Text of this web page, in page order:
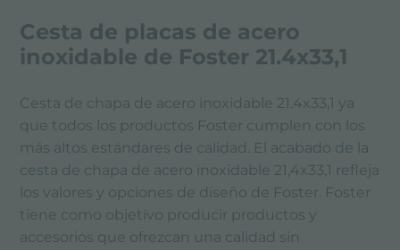
Cesta de placas de acero
inoxidable de Foster 21.4x33,1
Cesta de chapa de acero inoxidable 21.4x33,1 ya
que todos los productos Foster cumplen con los
más altos estándares de calidad. El acabado de la
cesta de chapa de acero inoxidable 21,4x33,1 refleja
los valores y opciones de diseño de Foster. Foster
tiene como objetivo producir productos y
accesorios que ofrezcan una calidad sin